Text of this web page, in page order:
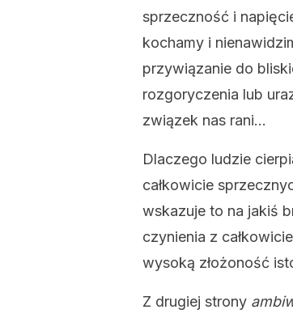
sprzeczność i
kochamy i
przywiązanie do
rozgoryczenia lub
związek nas rani…
Dlaczego ludzie
całkowicie
wskazuje to na jakiś
czynienia z
wysoką złożoność
Z drugiej strony